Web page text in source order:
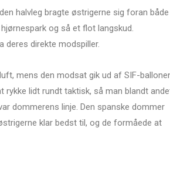
halvleg bragte østrigerne sig foran både
og så et flot langskud.
deres direkte modspiller.
mens den modsat gik ud af SIF-
rykke lidt rundt taktisk, så man blandt
dommerens linje. Den spanske dommer
klar bedst til, og de formåede at